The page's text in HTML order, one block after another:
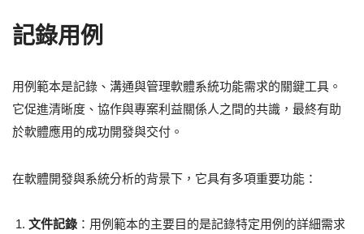
記錄用例
用例範本是記錄、溝通與管理軟體系統功能需求的關鍵工具。
它促進清晰度、協作與專案利益關係人之間的共識，最終有助
於軟體應用的成功開發與交付。
在軟體開發與系統分析的背景下，它具有多項重要功能：
文件記錄 ：用例範本的主要目的是記錄特定用例的詳細需求